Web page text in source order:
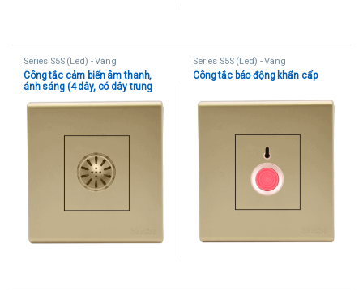
Series S5S (Led) - Vàng
Công tắc cảm biến âm thanh,
ánh sáng (4 dây, có dây trung
Series S5S (Led) - Vàng
Công tắc báo động khẩn cấp